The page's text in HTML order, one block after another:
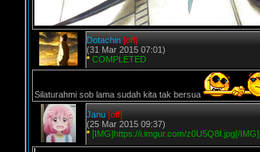
Dotachin [off]
(31 Mar 2015 07:01)
* COMPLETED
Silaturahmi sob lama sudah kita tak bersua
Janu [off]
(25 Mar 2015 09:37)
* [IMG]https://i.imgur.com/z0U5Q8f.jpg[/IMG]